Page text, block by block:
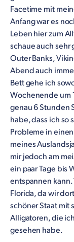
Facetime mit
Anfang war es
Leben hier zum
schaue auch sehr
Outer Banks,
Abend auch
Bett gehe ich
Wochenende um
genau 6 Stunden
habe, dass ich so
Probleme in
meines
mir jedoch am
ein paar Tage bis
entspannen
Florida, da wir
schöner Staat mit
Alligatoren, die
gesehen habe.